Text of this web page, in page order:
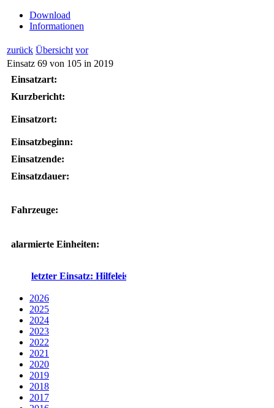
Download
Informationen
zurück Übersicht vor
Einsatz 69 von 105 in 2019
Einsatzart:
Kurzbericht:
Einsatzort:
Einsatzbeginn:
Einsatzende:
Einsatzdauer:
Fahrzeuge:
alarmierte Einheiten:
letzter Einsatz: Hilfeleistung - klein - 02.08.2026 um 17:53 Uhr
2026
2025
2024
2023
2022
2021
2020
2019
2018
2017